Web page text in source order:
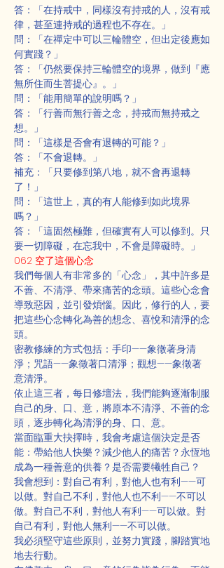
答：「在持戒中，同樣沒有持戒的人，沒有戒
律，甚至連持戒的過程也不存在。」
問：「在禪定中可以三輪體空，但出定後應如
何實踐？」
答：「仍然要保持三輪體空的境界，做到『應
無所住而生菩提心』。」
問：「能用簡單的說明嗎？」
答：「行善而無行善之念，持戒而無持戒之
想。」
問：「這樣是否會有退轉的可能？」
答：「不會退轉。」
補充：「只要修到第八地，就不會再退轉
了！」
問：「這世上，真的有人能修到如此境界
嗎？」
答：「這固然極難，但確實有人可以修到。只
要一切障礙，在忘我中，不會是障礙時。」
062 空了這個心念
我們每個人有非常多的「心念」，其中許多是
不善、不清淨、帶來痛苦的念頭。這些心念會
導致惡因，並引發煩惱。因此，修行的人，要
把這些心念轉化為善的想念、喜悅和清淨的念
頭。
密教修練的方式包括：手印——象徵著身清
淨；咒語——象徵著口清淨；觀想——象徵著
意清淨。
依止這三者，每日修壇法，我們能夠逐漸制服
自己的身、口、意，將原本不清淨、不善的念
頭，逐步轉化為清淨的身、口、意。
當面臨重大抉擇時，我會考慮這個決定是否
能：帶給他人快樂？減少他人的痛苦？永恆地
成為一種善意的供養？是否需要犧牲自己？
我會想到：對自己有利，對他人也有利——可
以做。對自己不利，對他人也不利——不可以
做。對自己不利，對他人有利——可以做。對
自己有利，對他人無利——不可以做。
我必須堅守這些原則，並努力實踐，腳踏實地
地去行動。